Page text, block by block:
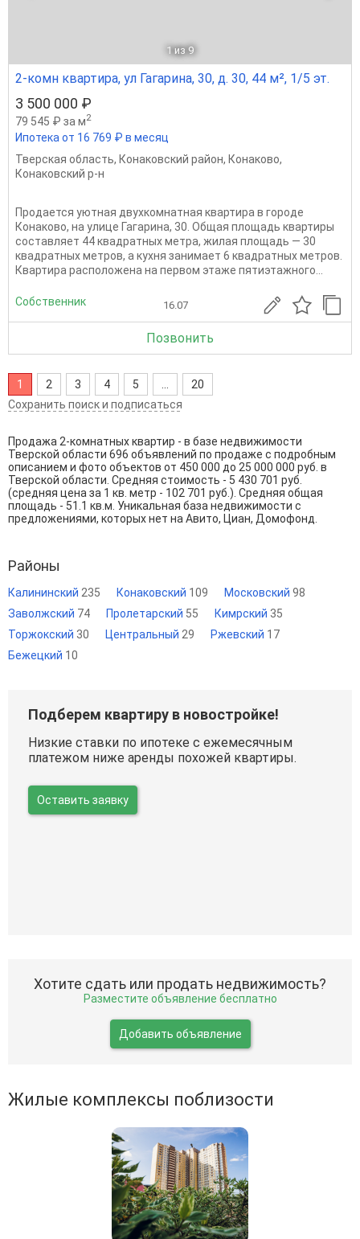
1 из 9
2-комн квартира, ул Гагарина, 30, д. 30, 44 м², 1/5 эт.
3 500 000 ₽
79 545 ₽ за м2
Ипотека от 16 769 ₽ в месяц
Тверская область, Конаковский район, Конаково,
Конаковский р-н
Продается уютная двухкомнатная квартира в городе
Конаково, на улице Гагарина, 30. Общая площадь квартиры
составляет 44 квадратных метра, жилая площадь — 30
квадратных метров, а кухня занимает 6 квадратных метров.
Квартира расположена на первом этаже пятиэтажного...
Собственник 16.07
Позвонить
1 2 3 4 5
20
Сохранить поиск и подписаться
Продажа 2-комнатных квартир - в базе недвижимости
Тверской области 696 объявлений по продаже с подробным
описанием и фото объектов от 450 000 до 25 000 000 руб. в
Тверской области. Средняя стоимость - 5 430 701 руб.
(средняя цена за 1 кв. метр - 102 701 руб.). Средняя общая
площадь - 51.1 кв.м. Уникальная база недвижимости с
предложениями, которых нет на Авито, Циан, Домофонд.
Районы
Калининский 235 Конаковский 109 Московский 98
Заволжский 74 Пролетарский 55 Кимрский 35
Торжокский 30 Центральный 29 Ржевский 17
Бежецкий 10
Подберем квартиру в новостройке!
Низкие ставки по ипотеке с ежемесячным
платежом ниже аренды похожей квартиры.
Оставить заявку
Хотите сдать или продать недвижимость?
Разместите объявление бесплатно
Добавить объявление
Жилые комплексы поблизости